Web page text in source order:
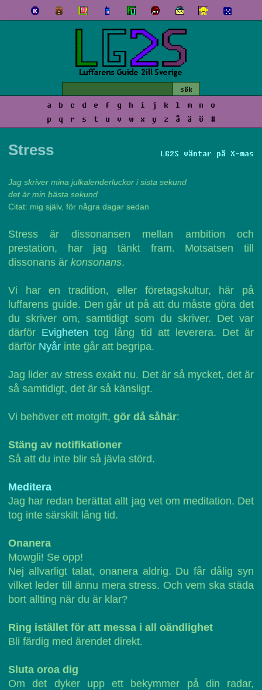
a b c d e f g h i j k l m n
o
p
q r s t u v w x y z å ä ö #
LG2S väntar på X-mas
Stress
Jag skriver mina julkalenderluckor i sista sekund
det är min bästa sekund
Citat: mig själv, för några dagar sedan
Stress är dissonansen mellan ambition och
prestation, har jag tänkt fram. Motsatsen till
dissonans är konsonans.
Vi har en tradition, eller företagskultur, här på
luffarens guide. Den går ut på att du måste göra det
du skriver om, samtidigt som du skriver. Det var
därför Evigheten tog lång tid att leverera. Det är
därför Nyår inte går att begripa.
Jag lider av stress exakt nu. Det är så mycket, det är
så samtidigt, det är så känsligt.
Vi behöver ett motgift, gör då såhär:
Stäng av notifikationer
Så att du inte blir så jävla störd.
Meditera
Jag har redan berättat allt jag vet om meditation. Det
tog inte särskilt lång tid.
Onanera
Mowgli! Se opp!
Nej allvarligt talat, onanera aldrig. Du får dålig syn
vilket leder till ännu mera stress. Och vem ska städa
bort allting när du är klar?
Ring istället för att messa i all oändlighet
Bli färdig med ärendet direkt.
Sluta oroa dig
Om det dyker upp ett bekymmer på din radar,